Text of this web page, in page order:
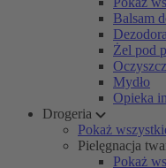
Balsam
Żel pod
Mydło
Opieka
Drogeria
Pokaż
Pielęgnacja
Pokaż